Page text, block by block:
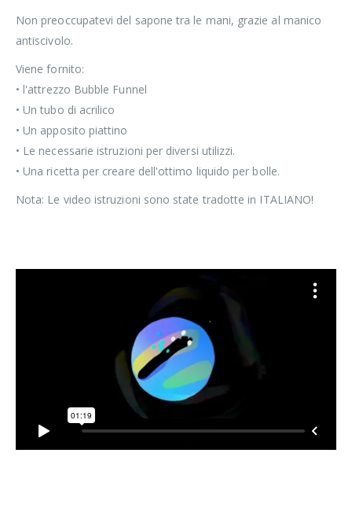
Non preoccupatevi del sapone tra le mani, grazie al manico
antiscivolo.
Viene fornito:
• l'attrezzo Bubble Funnel
• Un tubo di acrilico
• Un apposito piattino
• Le necessarie istruzioni per diversi utilizzi.
• Una ricetta per creare dell'ottimo liquido per bolle.
Nota: Le video istruzioni sono state tradotte in ITALIANO!